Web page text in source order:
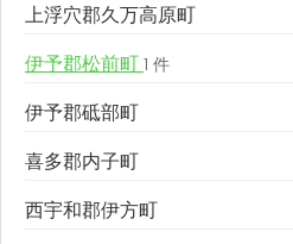
上浮穴郡久万高原町
伊予郡松前町 1 件
伊予郡砥部町
喜多郡内子町
西宇和郡伊方町